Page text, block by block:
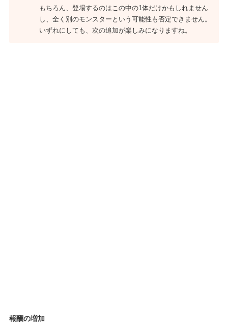
もちろん、登場するのはこの中の1体だけかもしれません
し、全く別のモンスターという可能性も否定できません。
いずれにしても、次の追加が楽しみになりますね。
報酬の増加